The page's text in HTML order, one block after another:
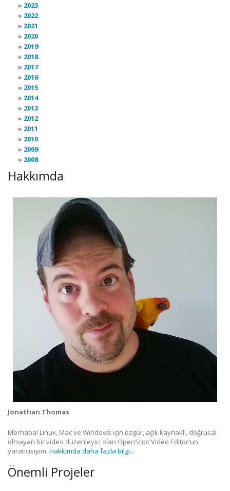
2023
2022
2021
2020
2019
2018
2017
2016
2015
2014
2013
2012
2011
2010
2009
2008
Hakkımda
Jonathan Thomas
Merhaba! Linux, Mac ve Windows için özgür, açık kaynaklı, doğrusal
olmayan bir video düzenleyici olan OpenShot Video Editor'un
yaratıcısıyım. Hakkımda daha fazla bilgi...
Önemli Projeler